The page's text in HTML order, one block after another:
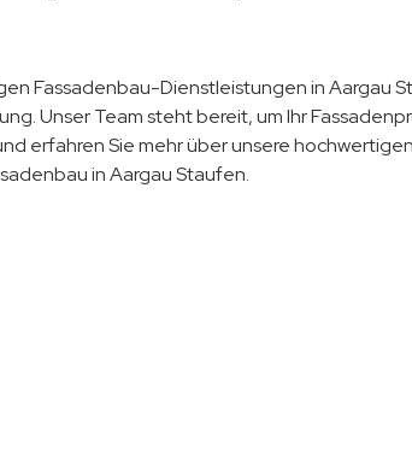
Fassadenbau-Dienstleistungen in Aargau
Unser Team steht bereit, um Ihr
erfahren Sie mehr über unsere
in Aargau Staufen.